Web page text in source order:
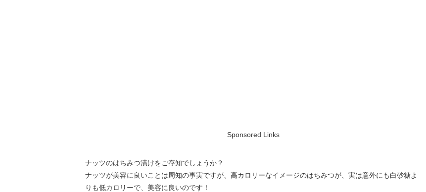
Sponsored Links
ナッツのはちみつ漬けをご存知でしょうか？
ナッツが美容に良いことは周知の事実ですが、高カロリーなイメージのはちみつが、実は意外にも白砂糖よ
りも低カロリーで、美容に良いのです！